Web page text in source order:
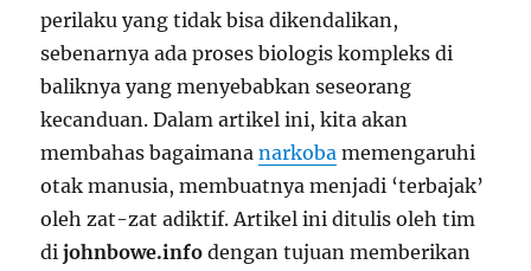
perilaku yang tidak bisa dikendalikan,
sebenarnya ada proses biologis kompleks di
baliknya yang menyebabkan seseorang
kecanduan. Dalam artikel ini, kita akan
membahas bagaimananarkoba memengaruhi
otak manusia, membuatnya menjadi ‘terbajak’
oleh zat-zat adiktif. Artikel ini ditulis oleh tim
dijohnbowe.info dengan tujuan memberikan